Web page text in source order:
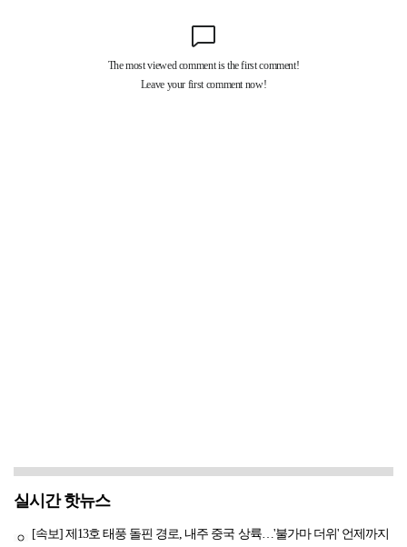
실시간 핫뉴스
[속보] 제13호 태풍 돌핀 경로, 내주 중국 상륙…'불가마 더위' 언제까지